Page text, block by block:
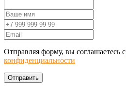
Отправляя форму, вы соглашаетесь с
конфиденциальности
Отправить